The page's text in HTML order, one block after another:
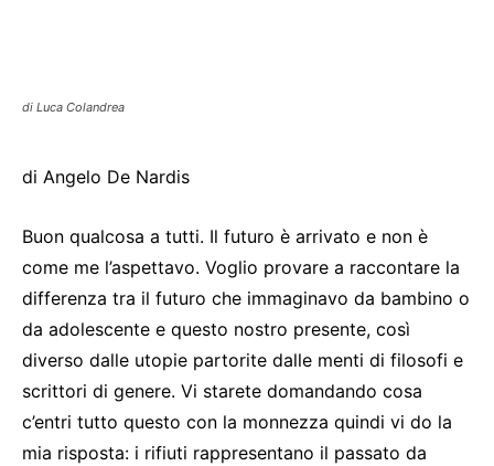
di Luca Colandrea
di Angelo De Nardis
Buon qualcosa a tutti. Il futuro è arrivato e non è
come me l’aspettavo. Voglio provare a raccontare la
differenza tra il futuro che immaginavo da bambino o
da adolescente e questo nostro presente, così
diverso dalle utopie partorite dalle menti di filosofi e
scrittori di genere. Vi starete domandando cosa
c’entri tutto questo con la monnezza quindi vi do la
mia risposta: i rifiuti rappresentano il passato da